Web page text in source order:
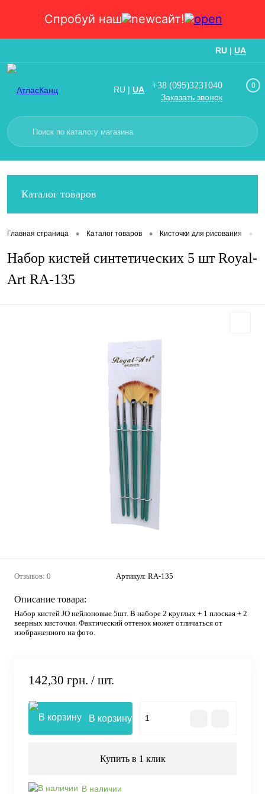
Спробуй наш сайт!
RU | UA
RU | UA +38 (095)3231040
Заказать звонок
0
Каталог товаров
Главная страница • Каталог товаров • Кисточки для рисования •
Набор кистей синтетических 5 шт Royal-
Art RA-135
Отзывов: 0 Артикул: RA-135
Описание товара:
Набор кистей JO нейлоновые 5шт. В наборе 2 круглых + 1 плоская + 2
веерных кисточки. Фактический оттенок может отличаться от
изображенного на фото.
142,30 грн. / шт.
В корзину
Купить в 1 клик
В наличии